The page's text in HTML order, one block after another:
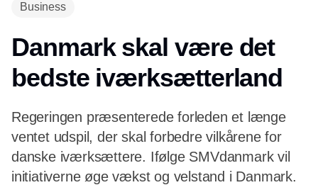
Business
Danmark skal være det
bedste iværksætterland
Regeringen præsenterede forleden et længe
ventet udspil, der skal forbedre vilkårene for
danske iværksættere. Ifølge SMVdanmark vil
initiativerne øge vækst og velstand i Danmark.